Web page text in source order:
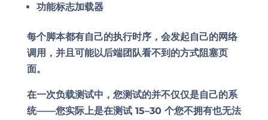
功能标志加载器
每个脚本都有自己的执行时序，会发起自己的网络
调用，并且可能以后端团队看不到的方式阻塞页
面。
在一次负载测试中，您测试的并不仅仅是自己的系
统——您实际上是在测试 15–30 个您不拥有也无法